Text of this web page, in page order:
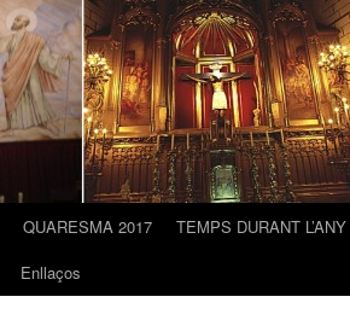
QUARESMA 2017 TEMPS DURANT L’ANY
Enllaços